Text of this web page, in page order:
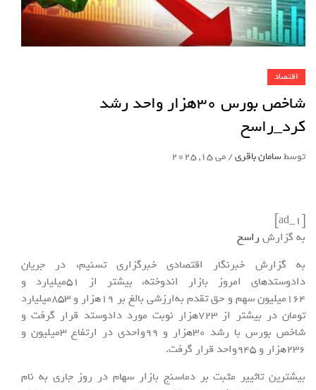
اقتصاد
شاخص بورس 30هزار واحد رشد
کرد_راسخ
توسطسامان باقری/می 15, 2025
[ad_1]
به گزارش راسخ
به گزارش خبرنگار اقتصادی خبرگزاری تسنیم، در جریان
دادوستدهای امروز بازار اندوخته، بیشتر از 51میلیارد و
164میلیون سهم و حق تقدم به‌ارزشی بالغ بر 19هزار و 853میلیارد
تومان در بیشتر از 723هزار نوبت مورد دادوستد قرار گرفت و
شاخص بورس با رشد 30هزار و 99واحدی در ارتفاع 3میلیون و
236هزار و 945واحد قرار گرفت.
بیشترین تاثییر مثبت بر دماسنج بازار سهام در روز جاری به نام